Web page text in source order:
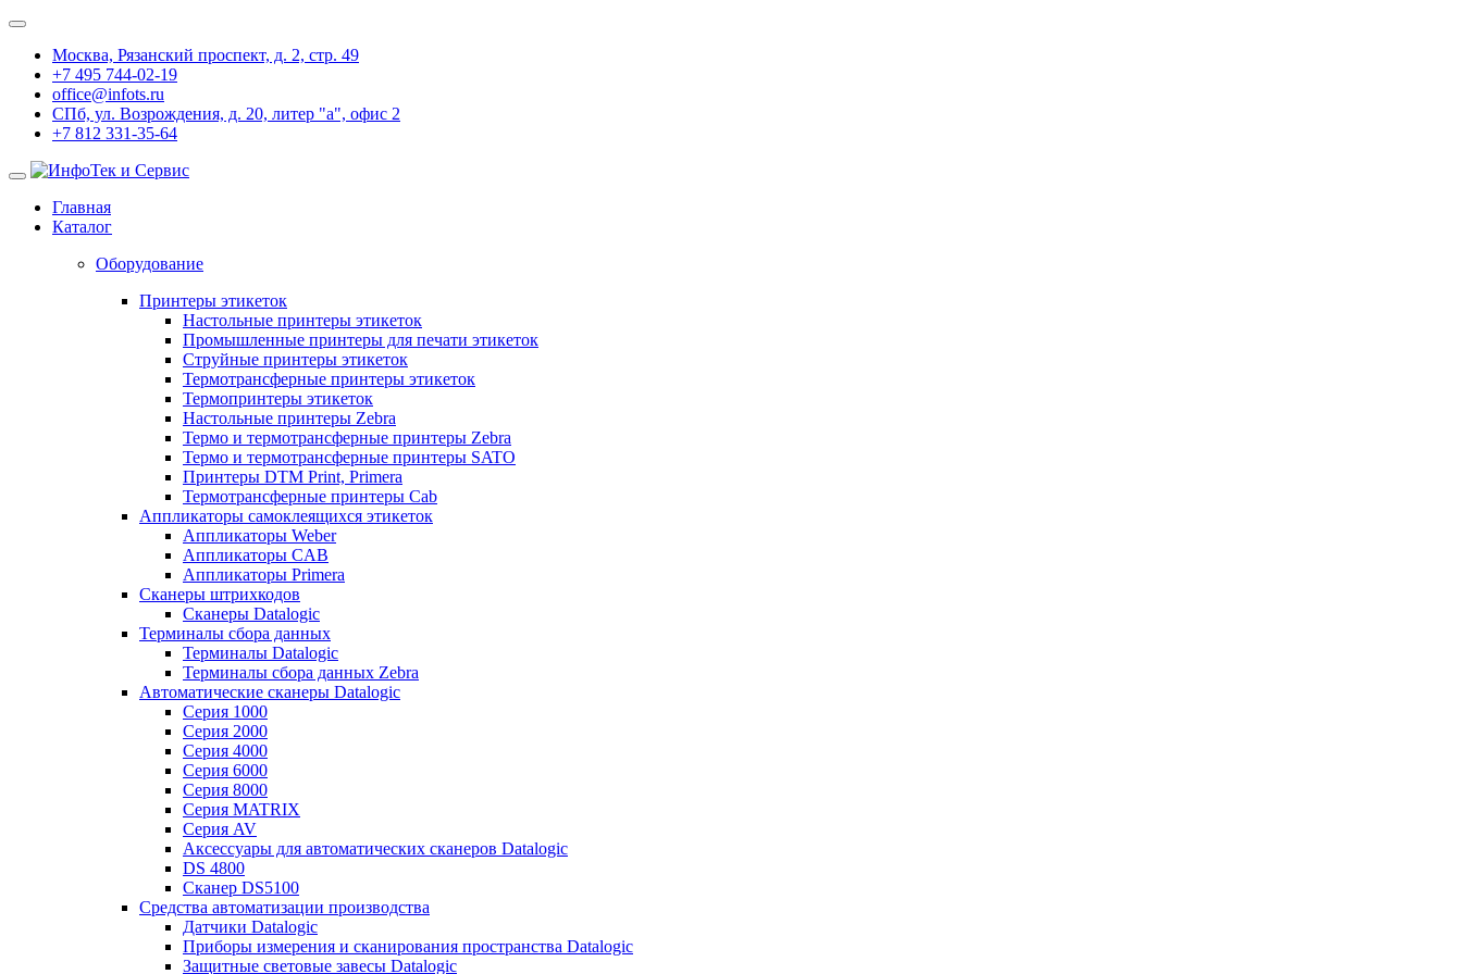
Москва, Рязанский проспект, д. 2, стр. 49
+7 495 744-02-19
office@infots.ru
СПб, ул. Возрождения, д. 20, литер "a", офис 2
+7 812 331-35-64
Главная
Каталог
Оборудование
Принтеры этикеток
Настольные принтеры этикеток
Промышленные принтеры для печати этикеток
Струйные принтеры этикеток
Термотрансферные принтеры этикеток
Термопринтеры этикеток
Настольные принтеры Zebra
Термо и термотрансферные принтеры Zebra
Термо и термотрансферные принтеры SATO
Принтеры DTM Print, Primera
Термотрансферные принтеры Cab
Аппликаторы самоклеящихся этикеток
Аппликаторы Weber
Аппликаторы CAB
Аппликаторы Primera
Сканеры штрихкодов
Сканеры Datalogic
Терминалы сбора данных
Терминалы Datalogic
Терминалы сбора данных Zebra
Автоматические сканеры Datalogic
Серия 1000
Серия 2000
Серия 4000
Серия 6000
Серия 8000
Серия MATRIX
Серия AV
Аксессуары для автоматических сканеров Datalogic
DS 4800
Сканер DS5100
Средства автоматизации производства
Датчики Datalogic
Приборы измерения и сканирования пространства Datalogic
Защитные световые завесы Datalogic